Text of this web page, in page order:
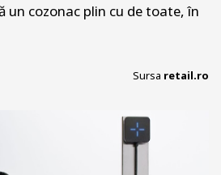
un cozonac plin cu de toate, în
Sursa retail.ro